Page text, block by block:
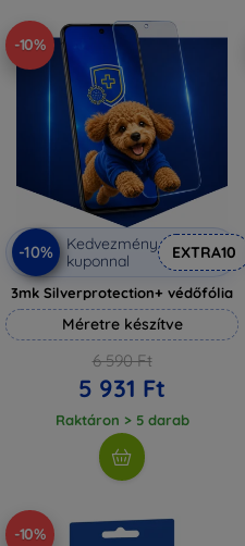
-10%
-10%
Kedvezmény
kuponnal
EXTRA10
3mk Silverprotection+ védőfólia
Méretre készítve
6 590 Ft
5 931 Ft
Raktáron > 5 darab
-10%